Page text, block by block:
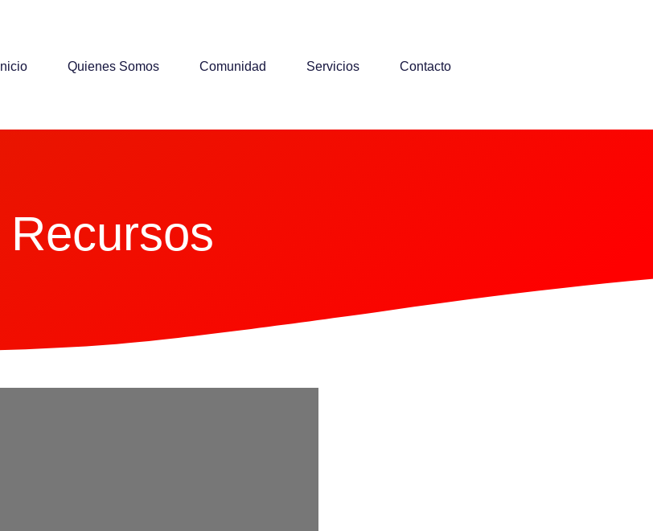
Inicio Quienes Somos Comunidad Servicios Contacto
Recursos